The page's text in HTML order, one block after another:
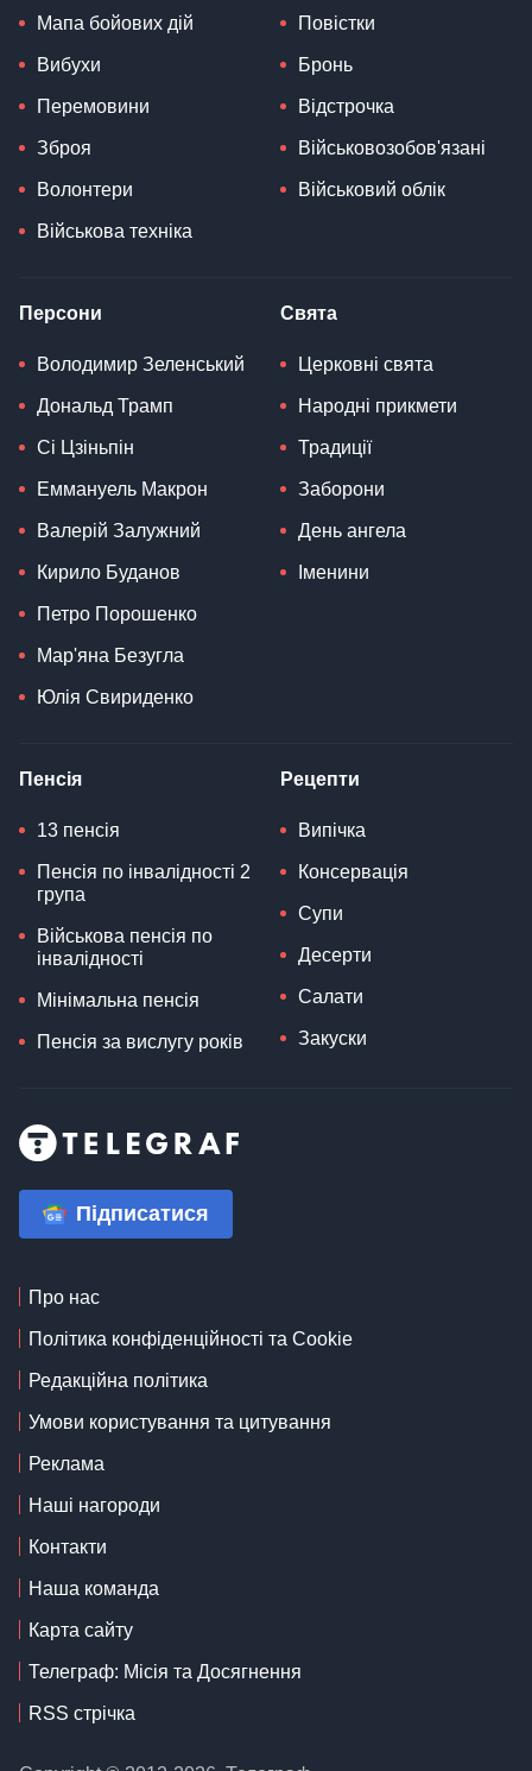
Мапа бойових дій
Вибухи
Перемовини
Зброя
Волонтери
Військова техніка
Повістки
Бронь
Відстрочка
Військовозобов'язані
Військовий облік
Персони
Володимир Зеленський
Дональд Трамп
Сі Цзіньпін
Еммануель Макрон
Валерій Залужний
Кирило Буданов
Петро Порошенко
Мар'яна Безугла
Юлія Свириденко
Свята
Церковні свята
Народні прикмети
Традиції
Заборони
День ангела
Іменини
Пенсія
13 пенсія
Пенсія по інвалідності 2
група
Військова пенсія по
інвалідності
Мінімальна пенсія
Пенсія за вислугу років
Рецепти
Випічка
Консервація
Супи
Десерти
Салати
Закуски
Підписатися
Про нас
Політика конфіденційності та Cookie
Редакційна політика
Умови користування та цитування
Реклама
Наші нагороди
Контакти
Наша команда
Карта сайту
Телеграф: Місія та Досягнення
RSS стрічка